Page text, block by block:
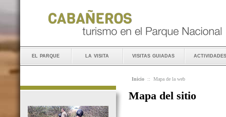
el parque la visita visitas guiadas actividades
Inicio :: Mapa de la web
Mapa del sitio